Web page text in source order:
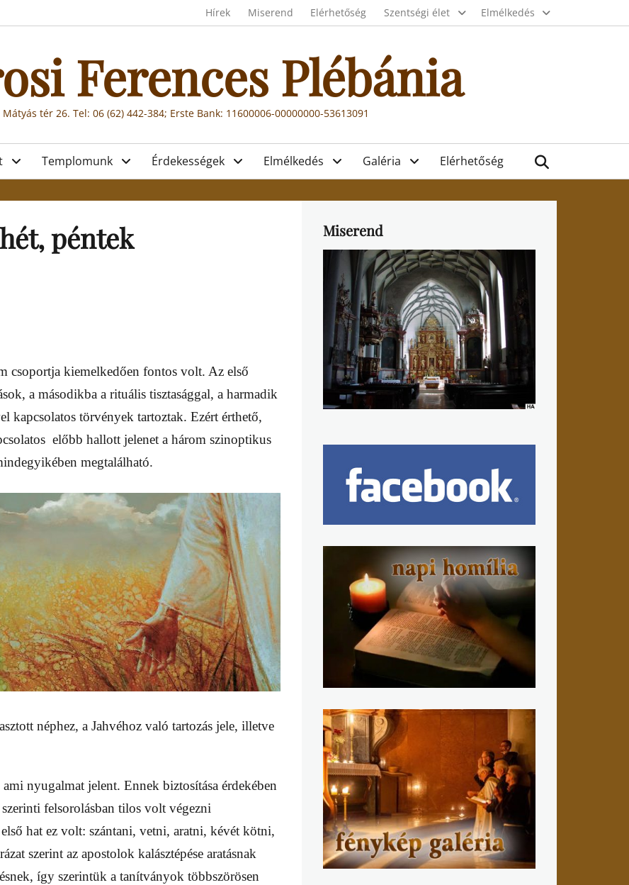
Header menu
Hírek Miserend Elérhetőség Szentségi élet Elmélkedés
Ferences Plébánia
tér 26. Tel: 06 (62) 442-384; Erste Bank: 11600006-00000000-53613091
Templomunk Érdekességek Elmélkedés Galéria Elérhetőség
péntek
csoportja kiemelkedően fontos volt. Az első
a másodikba a rituális tisztasággal, a harmadik
kapcsolatos törvények tartoztak. Ezért érthető,
előbb hallott jelenet a három szinoptikus
megtalálható.
néphez, a Jahvéhoz való tartozás jele, illetve
nyugalmat jelent. Ennek biztosítása érdekében
felsorolásban tilos volt végezni
hat ez volt: szántani, vetni, aratni, kévét kötni,
szerint az apostolok kalásztépése aratásnak
így szerintük a tanítványok többszörösen
Miserend